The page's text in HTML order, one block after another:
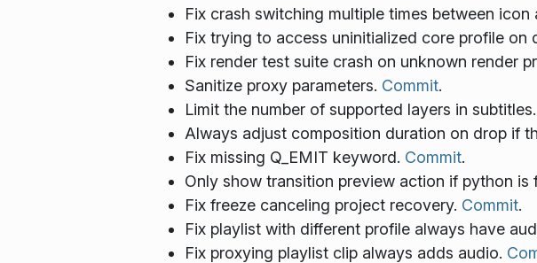
Fix crash switching multiple times between
Fix trying to access uninitialized core profile on
Fix render test suite crash on unknown render
Sanitize proxy parameters. Commit.
Limit the number of supported layers in subtitles.
Always adjust composition duration on drop if
Fix missing Q_EMIT keyword. Commit.
Only show transition preview action if python is
Fix freeze canceling project recovery. Commit.
Fix playlist with different profile always have
Fix proxying playlist clip always adds audio.